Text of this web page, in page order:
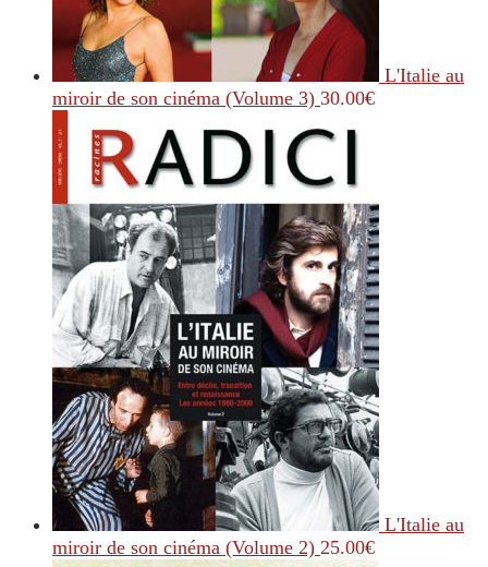
L'Italie au
miroir de son cinéma (Volume 3) 30.00€
L'Italie au
miroir de son cinéma (Volume 2) 25.00€